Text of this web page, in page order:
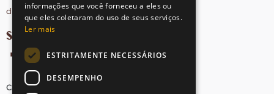
dias úteis das 10h às 17h)
SIGA-NOS NAS REDES SOCIAIS
CANDIDATURAS
informações que você forneceu a eles ou
que eles coletaram do uso de seus serviços.
Ler mais
ESTRITAMENTE NECESSÁRIOS
DESEMPENHO